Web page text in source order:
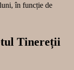
în funcție de
Tinereții